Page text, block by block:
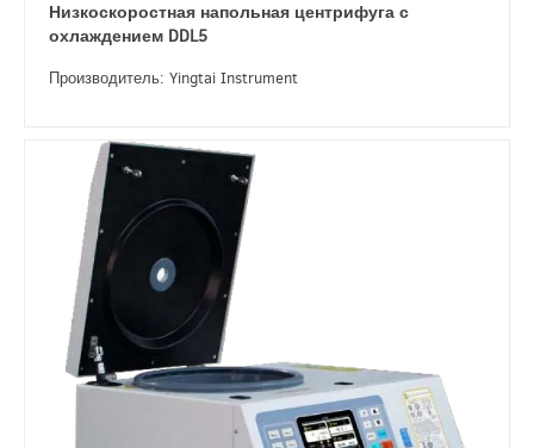
Низкоскоростная напольная центрифуга с
охлаждением DDL5
Производитель: Yingtai Instrument